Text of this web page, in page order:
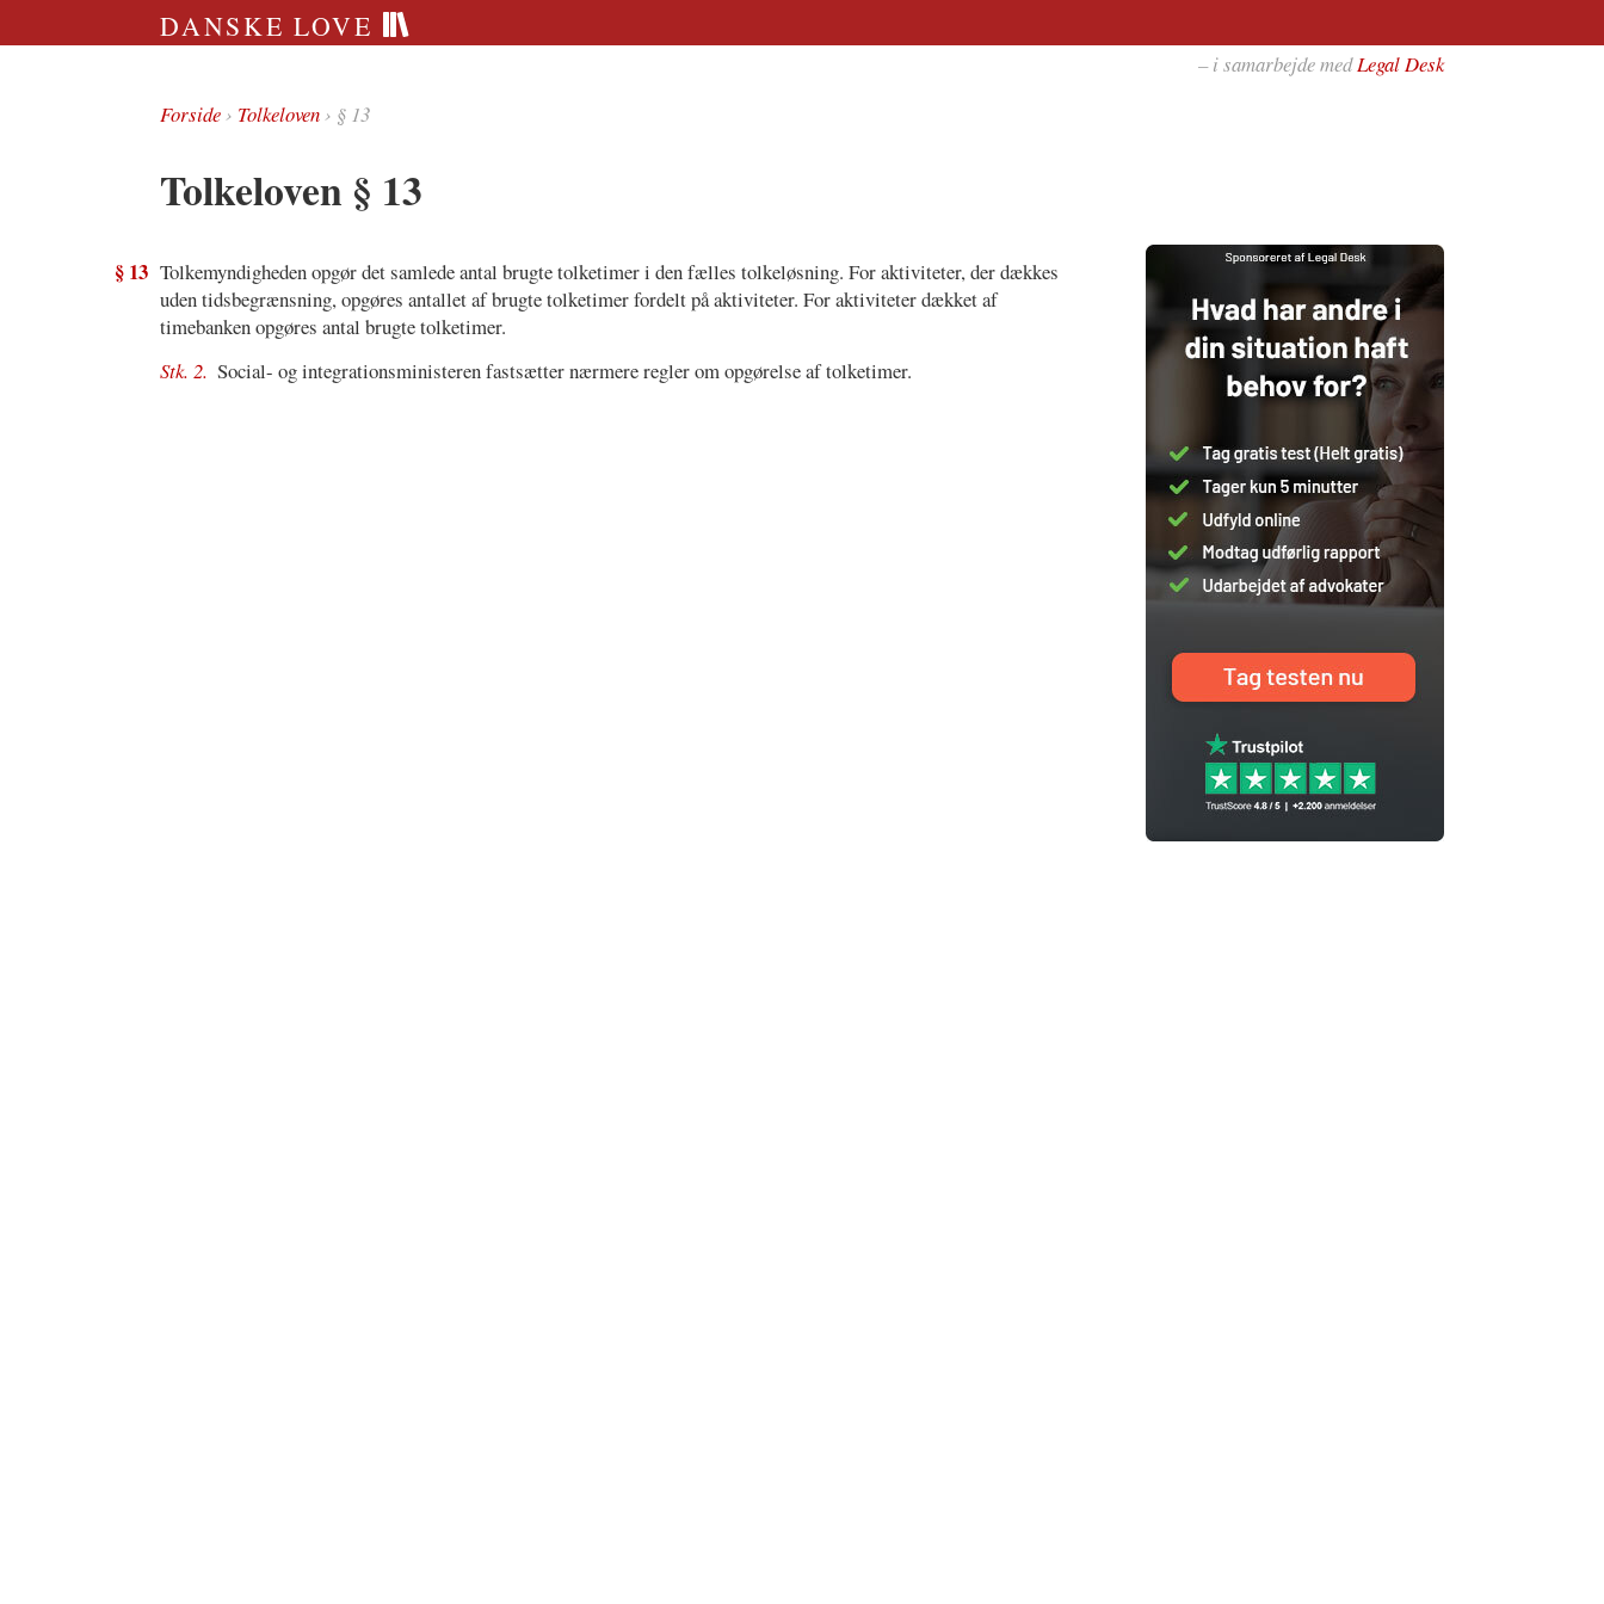
DANSKE LOVE
– i samarbejde medLegal Desk
Forside› Tolkeloven› § 13
Tolkeloven § 13
§ 13 Tolkemyndigheden opgør det samlede antal brugte tolketimer i den fælles tolkeløsning. For aktiviteter, der dækkes
uden tidsbegrænsning, opgøres antallet af brugte tolketimer fordelt på aktiviteter. For aktiviteter dækket af
timebanken opgøres antal brugte tolketimer.
Stk. 2. Social- og integrationsministeren fastsætter nærmere regler om opgørelse af tolketimer.